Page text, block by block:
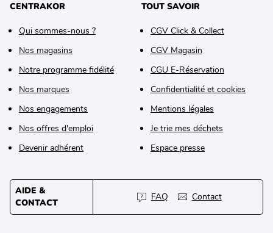
CENTRAKOR
Qui sommes-nous ?
Nos magasins
Notre programme fidélité
Nos marques
Nos engagements
Nos offres d'emploi
Devenir adhérent
TOUT SAVOIR
CGV Click & Collect
CGV Magasin
CGU E-Réservation
Confidentialité et cookies
Mentions légales
Je trie mes déchets
Espace presse
AIDE &
CONTACT
FAQ Contact